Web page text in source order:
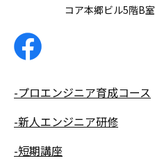
コア本郷ビル5階B室
-プロエンジニア育成コース
-新人エンジニア研修
-短期講座